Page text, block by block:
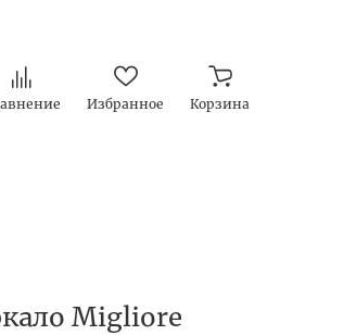
Избранное Корзина
Migliore